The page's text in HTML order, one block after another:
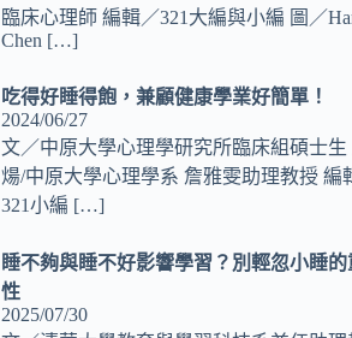
臨床心理師 編輯／321大編與小編 圖／
Chen […]
吃得好睡得飽，兼顧健康學業好簡單！
2024/06/27
文／中原大學心理學研究所臨床組碩士生
煬/中原大學心理學系 詹雅雯助理教授 編
321小編 […]
睡不夠與睡不好影響學習？別輕忽小睡的
性
2025/07/30